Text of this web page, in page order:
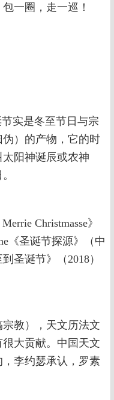
一圈，走一巡！
实是冬至节日与宗
）的产物，它的时
阳神诞辰或农神
Christmasse》
《圣诞节探源》（中
圣诞节》（2018）
教），天文历法文
大贡献。中国天文
李约瑟承认，罗素